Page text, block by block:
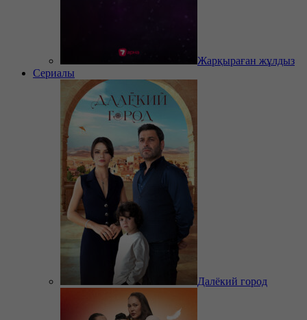
Жарқыраған жұлдыз
Сериалы
Далёкий город